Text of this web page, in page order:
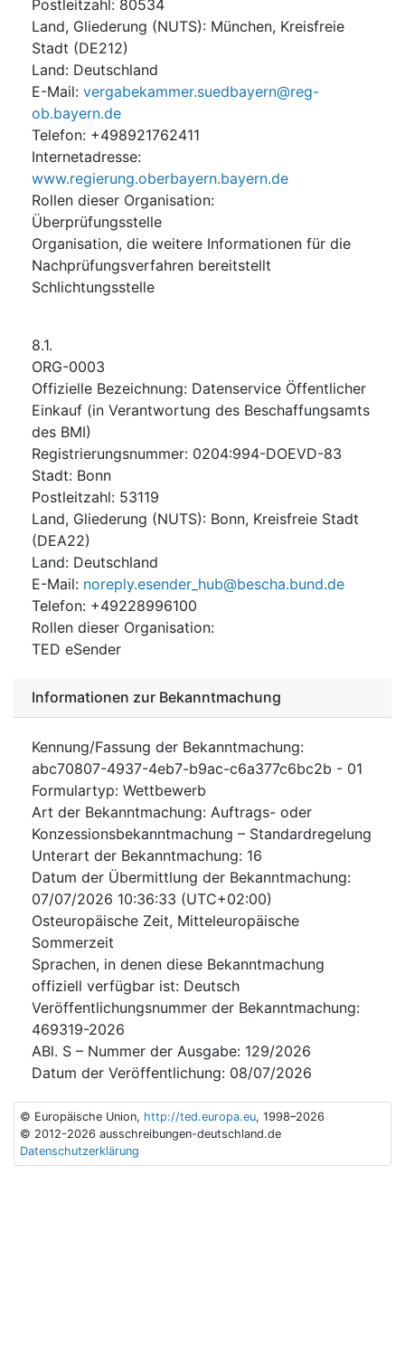
Postleitzahl: 80534
Land, Gliederung (NUTS): München, Kreisfreie
Stadt (DE212)
Land: Deutschland
E-Mail: vergabekammer.suedbayern@reg-
ob.bayern.de
Telefon: +498921762411
Internetadresse:
www.regierung.oberbayern.bayern.de
Rollen dieser Organisation:
Überprüfungsstelle
Organisation, die weitere Informationen für die
Nachprüfungsverfahren bereitstellt
Schlichtungsstelle
8.1.
ORG-0003
Offizielle Bezeichnung: Datenservice Öffentlicher
Einkauf (in Verantwortung des Beschaffungsamts
des BMI)
Registrierungsnummer: 0204:994-DOEVD-83
Stadt: Bonn
Postleitzahl: 53119
Land, Gliederung (NUTS): Bonn, Kreisfreie Stadt
(DEA22)
Land: Deutschland
E-Mail: noreply.esender_hub@bescha.bund.de
Telefon: +49228996100
Rollen dieser Organisation:
TED eSender
Informationen zur Bekanntmachung
Kennung/Fassung der Bekanntmachung:
abc70807-4937-4eb7-b9ac-c6a377c6bc2b - 01
Formulartyp: Wettbewerb
Art der Bekanntmachung: Auftrags- oder
Konzessionsbekanntmachung – Standardregelung
Unterart der Bekanntmachung: 16
Datum der Übermittlung der Bekanntmachung:
07/07/2026 10:36:33 (UTC+02:00)
Osteuropäische Zeit, Mitteleuropäische
Sommerzeit
Sprachen, in denen diese Bekanntmachung
offiziell verfügbar ist: Deutsch
Veröffentlichungsnummer der Bekanntmachung:
469319-2026
ABl. S – Nummer der Ausgabe: 129/2026
Datum der Veröffentlichung: 08/07/2026
© Europäische Union, http://ted.europa.eu, 1998–2026
© 2012-2026 ausschreibungen-deutschland.de
Datenschutzerklärung